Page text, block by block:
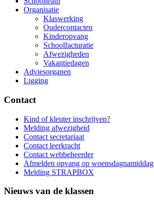
Organisatie
Klaswerking
Oudercontacten
Kinderopvang
Schoolfacturatie
Afwezigheden
Vakantiedagen
Adviesorganen
Ligging
Contact
Kind of kleuter inschrijven?
Melding afwezigheid
Contact secretariaat
Contact leerkracht
Contact webbeheerder
Afmelden opvang op woensdagnamiddag
Melding STRAPBOX
Nieuws van de klassen